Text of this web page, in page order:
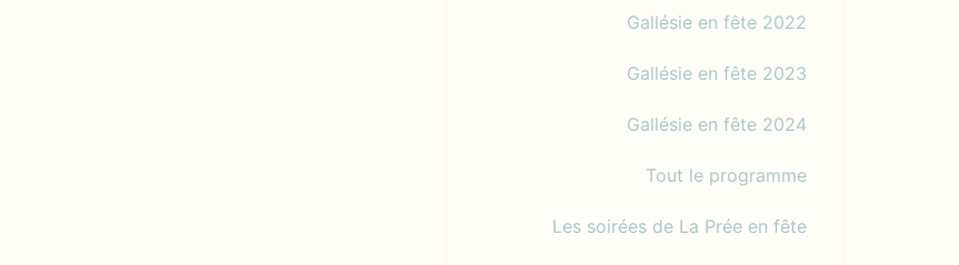
Gallésie en fête 2022
Gallésie en fête 2023
Gallésie en fête 2024
Tout le programme
Les soirées de La Prée en fête